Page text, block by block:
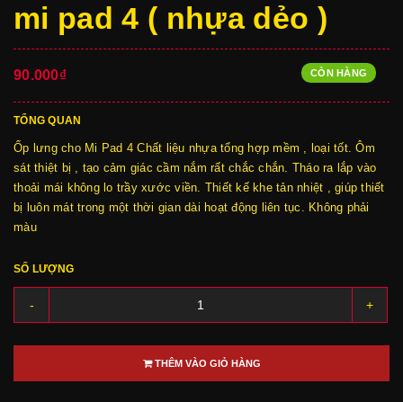
mi pad 4 ( nhựa dẻo )
90.000₫ CÒN HÀNG
TỔNG QUAN
Ốp lưng cho Mi Pad 4 Chất liệu nhựa tổng hợp mềm , loại tốt. Ôm
sát thiệt bị , tạo cảm giác cầm nắm rất chắc chắn. Tháo ra lắp vào
thoải mái không lo trầy xước viền. Thiết kế khe tản nhiệt , giúp thiết
bị luôn mát trong một thời gian dài hoạt động liên tục. Không phải
màu
SỐ LƯỢNG
- +
THÊM VÀO GIỎ HÀNG